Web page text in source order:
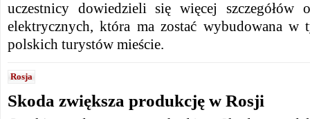
uczestnicy dowiedzieli się więcej szczegółów
elektrycznych, która ma zostać wybudowana w
polskich turystów mieście.
Rosja
Skoda zwiększa produkcję w Rosji